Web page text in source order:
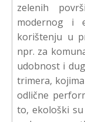
zelenih
modernog i
korištenju u
npr. za
udobnost i
trimera,
odlične
to, ekološki